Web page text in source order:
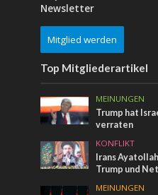
Newsletter
Mitglied werden
Top Mitgliederartikel
MEINUNGEN
Trump hat
verraten
KONFLIKT
Irans
Trump und
MEINUNGEN